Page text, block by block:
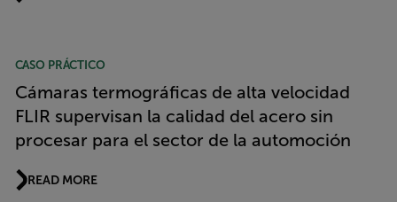
CASO PRÁCTICO
Cámaras termográficas de alta velocidad
FLIR supervisan la calidad del acero sin
procesar para el sector de la automoción
READ MORE